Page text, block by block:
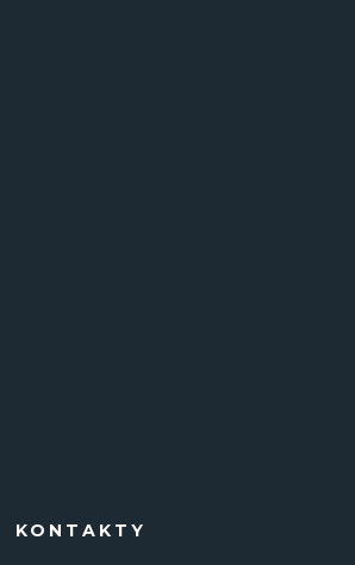
KONTAKTY